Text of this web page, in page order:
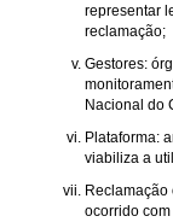
representar
reclamação;
Gestores:
Nacional do
Plataforma:
viabiliza a
ocorrido